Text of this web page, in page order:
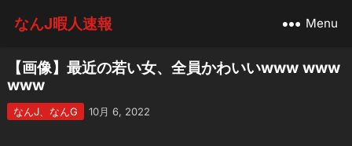
なんJ暇人速報 Menu
【画像】最近の若い女、全員かわいいwww www
www
なんJ、なんG 10月 6, 2022